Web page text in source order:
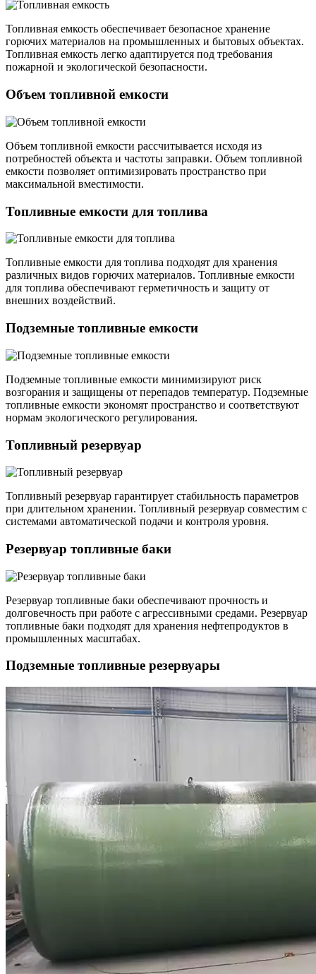
Топливная емкость обеспечивает безопасное хранение
горючих материалов на промышленных и бытовых объектах.
Топливная емкость легко адаптируется под требования
пожарной и экологической безопасности.
Объем топливной емкости
Объем топливной емкости рассчитывается исходя из
потребностей объекта и частоты заправки. Объем топливной
емкости позволяет оптимизировать пространство при
максимальной вместимости.
Топливные емкости для топлива
Топливные емкости для топлива подходят для хранения
различных видов горючих материалов. Топливные емкости
для топлива обеспечивают герметичность и защиту от
внешних воздействий.
Подземные топливные емкости
Подземные топливные емкости минимизируют риск
возгорания и защищены от перепадов температур. Подземные
топливные емкости экономят пространство и соответствуют
нормам экологического регулирования.
Топливный резервуар
Топливный резервуар гарантирует стабильность параметров
при длительном хранении. Топливный резервуар совместим с
системами автоматической подачи и контроля уровня.
Резервуар топливные баки
Резервуар топливные баки обеспечивают прочность и
долговечность при работе с агрессивными средами. Резервуар
топливные баки подходят для хранения нефтепродуктов в
промышленных масштабах.
Подземные топливные резервуары